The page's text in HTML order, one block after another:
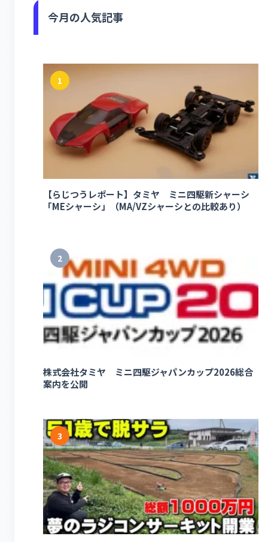
今月の人気記事
1
【らじつうレポート】タミヤ ミニ四駆新シャーシ
「MEシャーシ」（MA/VZシャーシとの比較あり）
2
株式会社タミヤ ミニ四駆ジャパンカップ2026総合
案内を公開
3